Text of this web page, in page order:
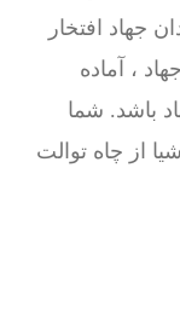
جهاد افتخار
، آماده
باشد. شما
از چاه توالت